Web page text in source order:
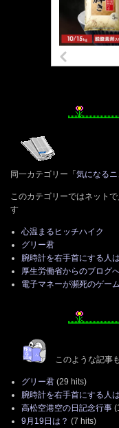
同一カテゴリー「気になる
このカテゴリーではネット
す
心温まるヒッチハイク
グリー君
腕時計を右手首にする人
厚生労働省からのブログ
電子マネーが瀕死のゲー
このような記事
グリー君 (29 hits)
腕時計を右手首にする人
高松空港空の日記念行事
9月19日は？ (7 hits)